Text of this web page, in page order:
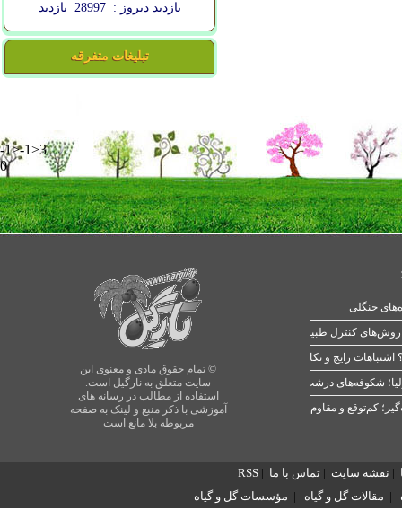
بازدید دیروز : 28997 بازدید
تبلیغات متفرقه
-1>-1>3
0
© تمام حقوق مادی و معنوی این
سایت متعلق به نارگیل است.
استفاده از مطالب در رسانه های
آموزشی با ذکر منبع و لینک به صفحه
مربوطه بلا مانع است
جنگلی
رایج و نکات طلایی
شکوفه‌های درشت در بهار
| نقشه سایت | تماس با ما |
RSS
| مقالات گل و گیاه | مؤسسات گل و گیاه